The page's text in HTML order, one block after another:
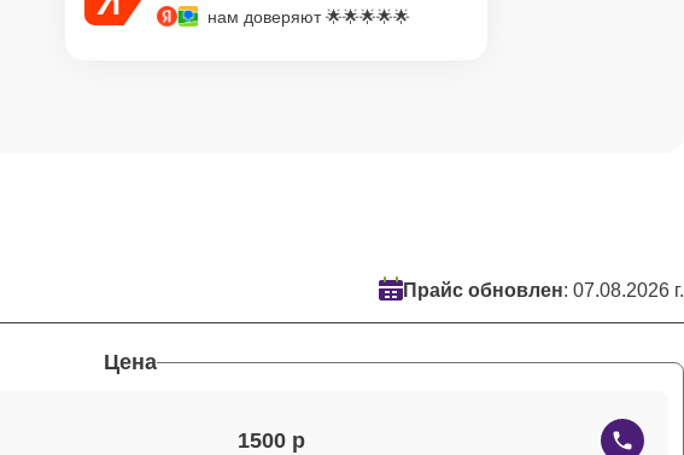
нам доверяют 🌟🌟🌟🌟🌟
Прайс обновлен: 07.08.2026 г.
Цена
1500